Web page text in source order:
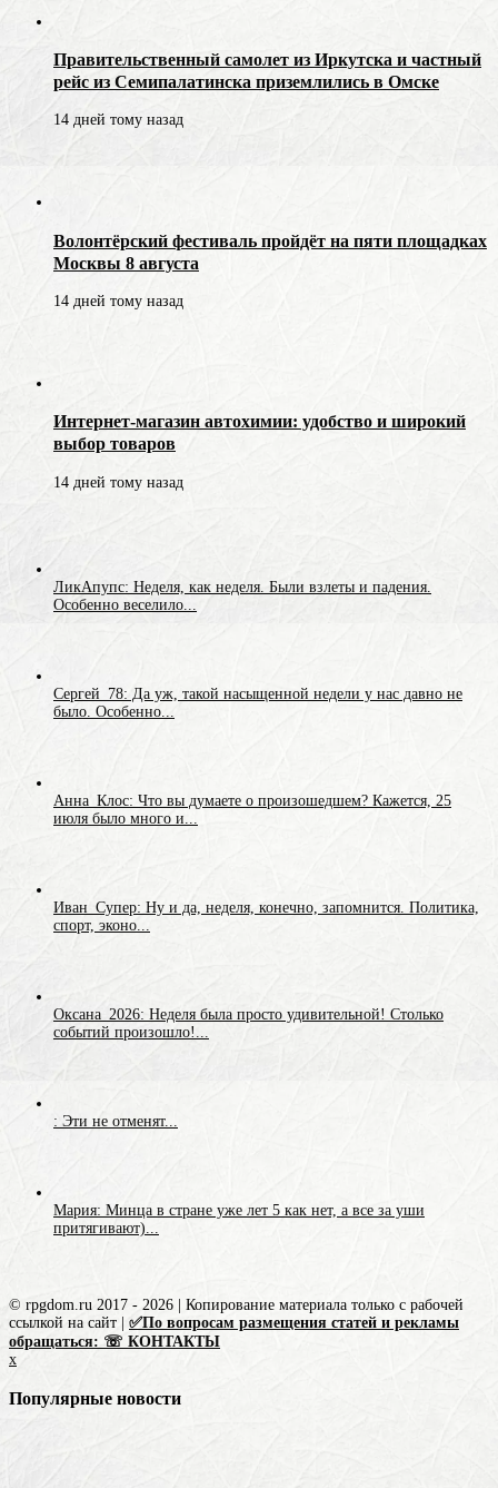
Правительственный самолет из Иркутска и частный
рейс из Семипалатинска приземлились в Омске
14 дней тому назад
Волонтёрский фестиваль пройдёт на пяти площадках
Москвы 8 августа
14 дней тому назад
Интернет-магазин автохимии: удобство и широкий
выбор товаров
14 дней тому назад
ЛикАпупс: Неделя, как неделя. Были взлеты и падения.
Особенно веселило...
Сергей_78: Да уж, такой насыщенной недели у нас давно не
было. Особенно...
Анна_Клос: Что вы думаете о произошедшем? Кажется, 25
июля было много и...
Иван_Супер: Ну и да, неделя, конечно, запомнится. Политика,
спорт, эконо...
Оксана_2026: Неделя была просто удивительной! Столько
событий произошло!...
: Эти не отменят...
Мария: Минца в стране уже лет 5 как нет, а все за уши
притягивают)...
© rpgdom.ru 2017 - 2026 | Копирование материала только с рабочей
ссылкой на сайт | ✅По вопросам размещения статей и рекламы
обращаться: ☏ КОНТАКТЫ
x
Популярные новости